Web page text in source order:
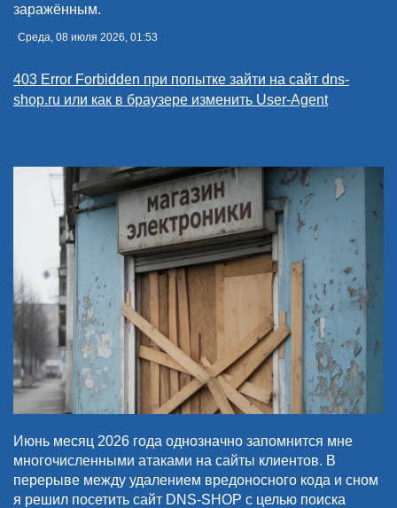
заражённым.
Среда, 08 июля 2026, 01:53
403 Error Forbidden при попытке зайти на сайт dns-
shop.ru или как в браузере изменить User-Agent
Июнь месяц 2026 года однозначно запомнится мне
многочисленными атаками на сайты клиентов. В
перерыве между удалением вредоносного кода и сном
я решил посетить сайт DNS-SHOP с целью поиска